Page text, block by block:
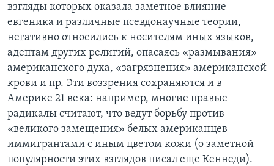
взгляды которых оказала заметное влияние
евгеника и различные псевдонаучные теории,
негативно относились к носителям иных языков,
адептам других религий, опасаясь «размывания»
американского духа, «загрязнения» американской
крови и пр. Эти воззрения сохраняются и в
Америке 21 века: например, многие правые
радикалы считают, что ведут борьбу против
«великого замещения» белых американцев
иммигрантами с иным цветом кожи (о заметной
популярности этих взглядов писал еще Кеннеди).